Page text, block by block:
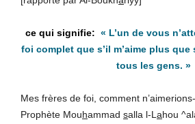
« L’un de vous
foi complet que s’il m’aime plus
tous les gens. »
Mes frères de foi, comment
Prophète Mouhammad salla l-L ahou